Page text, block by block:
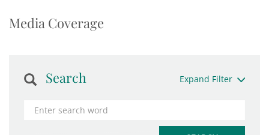
Media Coverage
Search Expand Filter